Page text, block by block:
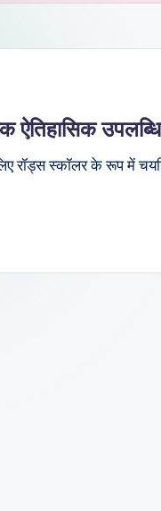
उपलब्धि
रॉड्स स्कॉलर के रूप में